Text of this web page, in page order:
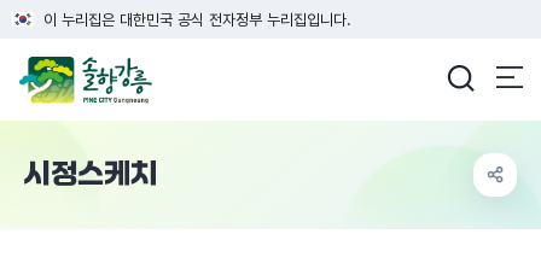
이 누리집은 대한민국 공식 전자정부 누리집입니다.
시정스케치